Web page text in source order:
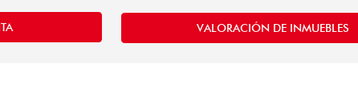
VALORACIÓN DE INMUEBLES